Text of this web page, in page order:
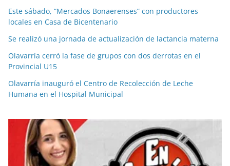
Este sábado, “Mercados Bonaerenses” con productores
locales en Casa de Bicentenario
Se realizó una jornada de actualización de lactancia materna
Olavarría cerró la fase de grupos con dos derrotas en el
Provincial U15
Olavarría inauguró el Centro de Recolección de Leche
Humana en el Hospital Municipal